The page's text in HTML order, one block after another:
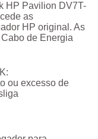
HP Pavilion DV7T-
as
HP original. As
de Energia
ou excesso de